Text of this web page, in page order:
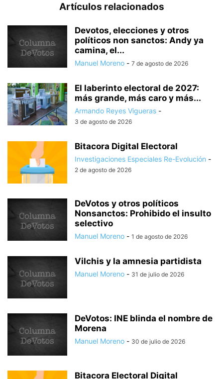
Artículos relacionados
Devotos, elecciones y otros
políticos non sanctos: Andy ya
camina, el...
Manuel Moreno - 7 de agosto de 2026
El laberinto electoral de 2027:
más grande, más caro y más...
Armando Reyes Vigueras -
3 de agosto de 2026
Bitacora Digital Electoral
Investigaciones Especiales Re-Evolución -
2 de agosto de 2026
DeVotos y otros políticos
Nonsanctos: Prohibido el insulto
selectivo
Manuel Moreno - 1 de agosto de 2026
Vilchis y la amnesia partidista
Manuel Moreno - 31 de julio de 2026
DeVotos: INE blinda el nombre de
Morena
Manuel Moreno - 30 de julio de 2026
Bitacora Electoral Digital